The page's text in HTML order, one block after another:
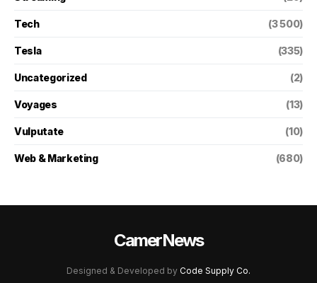
Tech (3 500)
Tesla (335)
Uncategorized (2)
Voyages (13)
Vulputate (10)
Web & Marketing (680)
CamerNews
Designed & Developed by Code Supply Co.